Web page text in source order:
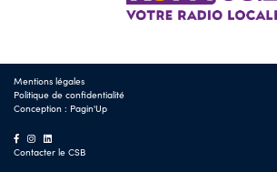
Mentions légales
Politique de confidentialité
Conception : Pagin'Up
Contacter le CSB